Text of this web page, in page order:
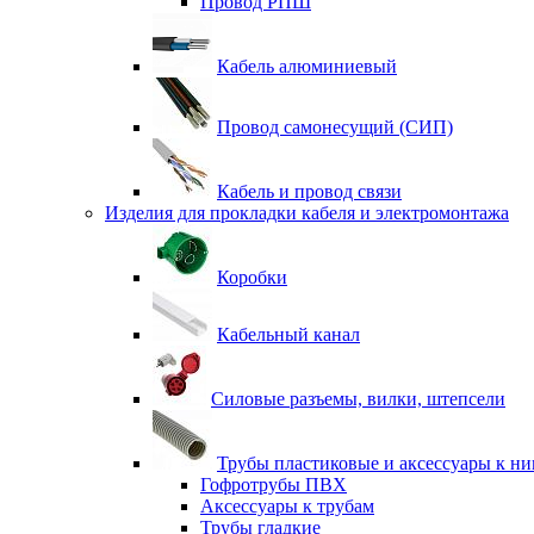
Кабель алюминиевый
Провод самонесущий (СИП)
Кабель и провод связи
Изделия для прокладки кабеля и электромонтажа
Коробки
Кабельный канал
Силовые разъемы, вилки, штепсели
Трубы пластиковые и аксессуары к
Гофротрубы ПВХ
Аксессуары к трубам
Трубы гладкие